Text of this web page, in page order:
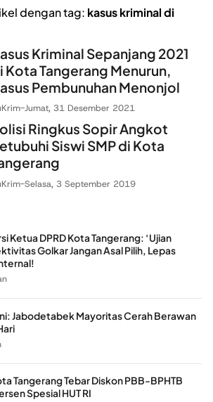
dengan tag: kasus kriminal di
Kriminal Sepanjang 2021
Kota Tangerang Menurun,
Pembunuhan Menonjol
-Jumat, 31 Desember 2021
Ringkus Sopir Angkot
Siswi SMP di Kota
-Selasa, 3 September 2019
Ketua DPRD Kota Tangerang: ‘Ujian
Golkar Jangan Asal Pilih, Lepas
Jabodetabek Mayoritas Cerah Berawan
Tangerang Tebar Diskon PBB-BPHTB
Spesial HUT RI